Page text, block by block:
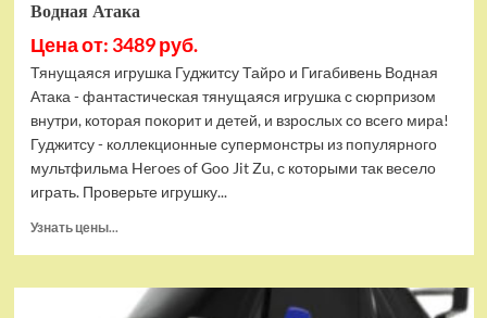
Водная Атака
Цена от: 3489 руб.
Тянущаяся игрушка Гуджитсу Тайро и Гигабивень Водная
Атака - фантастическая тянущаяся игрушка с сюрпризом
внутри, которая покорит и детей, и взрослых со всего мира!
Гуджитсу - коллекционные супермонстры из популярного
мультфильма Heroes of Goo Jit Zu, с которыми так весело
играть. Проверьте игрушку...
Узнать цены...
Тянущаяся
игрушка